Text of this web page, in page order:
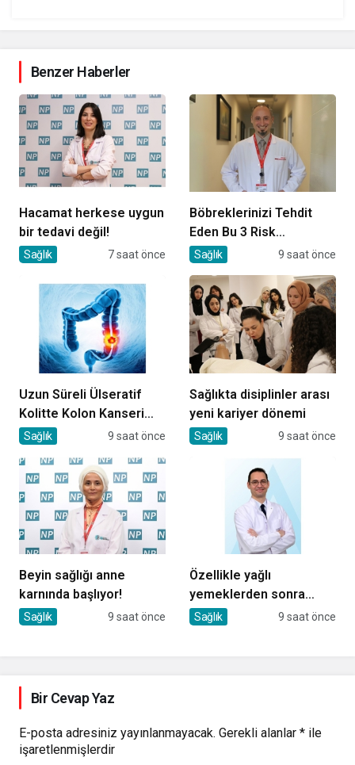
Benzer Haberler
Hacamat herkese uygun
bir tedavi değil!
Sağlık 7 saat önce
Böbreklerinizi Tehdit
Eden Bu 3 Risk
Faktörüne Dikkat!
Sağlık 9 saat önce
Uzun Süreli Ülseratif
Kolitte Kolon Kanseri
Riski Artıyor mu?
Sağlık 9 saat önce
Sağlıkta disiplinler arası
yeni kariyer dönemi
Sağlık 9 saat önce
Beyin sağlığı anne
karnında başlıyor!
Sağlık 9 saat önce
Özellikle yağlı
yemeklerden sonra
başlıyorsa, gecikmeyin
Sağlık 9 saat önce
Bir Cevap Yaz
E-posta adresiniz yayınlanmayacak. Gerekli alanlar * ile
işaretlenmişlerdir